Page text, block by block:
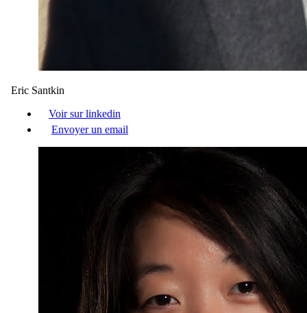
Eric Santkin
Voir sur linkedin
Envoyer un email